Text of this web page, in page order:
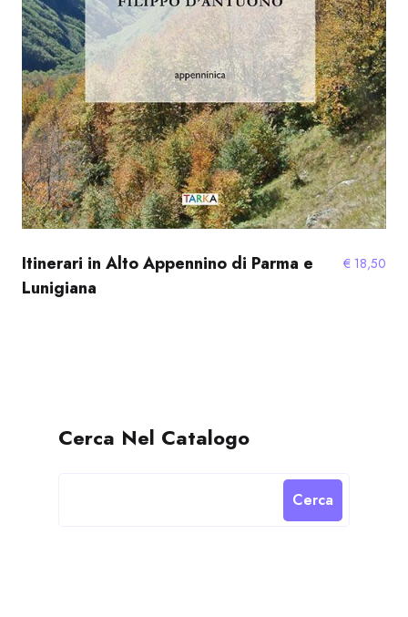
Itinerari in Alto Appennino di Parma e
Lunigiana
€ 18,50
Cerca Nel Catalogo
Cerca